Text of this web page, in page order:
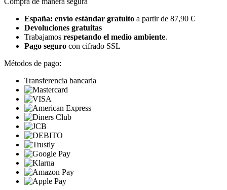
España: envío estándar gratuito a partir de 87,90 €
Devoluciones gratuitas
Trabajamos respetando el medio ambiente.
Pago seguro con cifrado SSL
Métodos de pago:
Transferencia bancaria